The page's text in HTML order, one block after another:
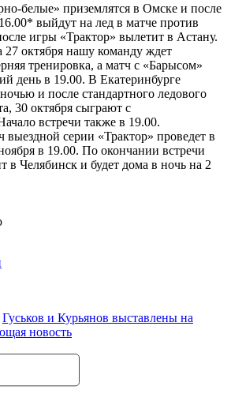
белые» приземлятся в Омске и после
выйдут на лед в матче против
игры «Трактор» вылетит в Астану.
27 октября нашу команду ждет
тренировка, а матч с «Барысом»
день в 19.00. В Екатеринбурге
и после стандартного ледового
30 октября сыграют с
встречи также в 19.00.
серии «Трактор» проведет в
в 19.00. По окончании встречи
в Челябинск и будет дома в ночь на 2
Гуськов и Курьянов выставлены на
новость